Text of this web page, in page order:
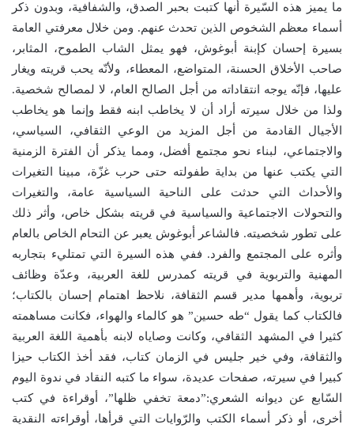
ما يميز هذه السّيرة أنها كتبت بحبر الصدق، والشفافية، وبدون ذكر
أسماء معظم الشخوص الذين تحدث عنهم. ومن خلال معرفتي العامة
بسيرة إحسان كإبنة أبوغوش، فهو يمثل الشاب الطموح، المثابر،
صاحب الأخلاق الحسنة، المتواضع، المعطاء، ولأنّه يحب قريته ويغار
عليها، فإنّه يوجه انتقاداته من أجل الصالح العام، لا لمصالح شخصية.
ولذا من خلال سيرته أراد أن لا يخاطب ابنه فقط وإنما هو يخاطب
الأجيال القادمة من أجل المزيد من الوعي الثقافي، السياسي،
والاجتماعي، لبناء نحو مجتمع أفضل، ومما يذكر أن الفترة الزمنية
التي يكتب عنها من بداية طفولته حتى حرب غزّة، مبينا التغيرات
والأحداث التي حدثت على الناحية السياسية عامة، والتغيرات
والتحولات الاجتماعية والسياسية في قريته بشكل خاص، وأثر ذلك
على تطور شخصيته. فالشاعر أبوغوش يعبر عن التحام الخاص بالعام
وأثره على المجتمع والفرد. ففي هذه السيرة التي تمتليء بتجاربه
المهنية والتربوية في قريته كمدرس للغة العربية، وعدّة وظائف
تربوية، وأهمها مدير قسم الثقافة، نلاحظ اهتمام إحسان بالكتاب؛
فالكتاب كما يقول “طه حسين” هو كالماء والهواء، فكانت مساهمته
كثيرا في المشهد الثقافي، وكانت وصاياه لابنه بأهمية اللغة العربية
والثقافة، وفي خير جليس في الزمان كتاب، فقد أخذ الكتاب حيزا
كبيرا في سيرته، صفحات عديدة، سواء ما كتبه النقاد في ندوة اليوم
السّابع عن ديوانه الشعري:”دمعة تخفي ظلها”، أوقراءة في كتب
أخرى، أو ذكر أسماء الكتب والرّوايات التي قرأها، أوقراءته النقدية